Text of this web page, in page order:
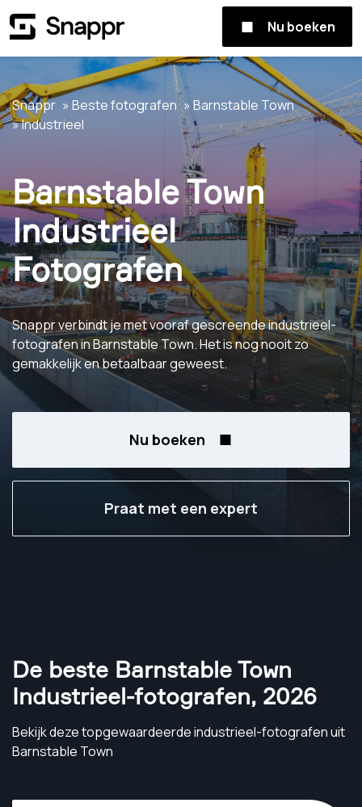
Nu boeken
Snappr Beste fotografen
Barnstable Town
Industrieel
Barnstable Town
Industrieel
Fotografen
Snappr verbindt je met vooraf gescreende industrieel-
fotografen in Barnstable Town. Het is nog nooit zo
gemakkelijk en betaalbaar geweest.
Nu boeken
Praat met een expert
De beste Barnstable Town
Industrieel-fotografen, 2026
Bekijk deze topgewaardeerde industrieel-fotografen uit
Barnstable Town